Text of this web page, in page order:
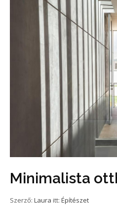
Minimalista
Szerző: Laura itt: Építészet